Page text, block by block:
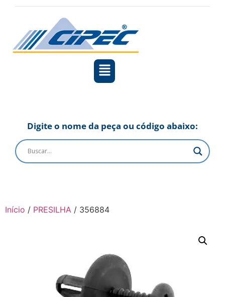
Digite o nome da peça ou código abaixo:
Início / PRESILHA / 356884